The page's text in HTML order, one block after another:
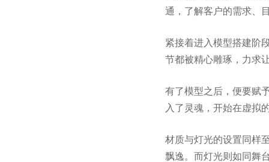
通，了解客户的需求、
紧接着进入模型搭建阶
节都被精心雕琢，力求
有了模型之后，便要赋
入了灵魂，开始在虚拟
材质与灯光的设置同样
飘逸。而灯光则如同舞